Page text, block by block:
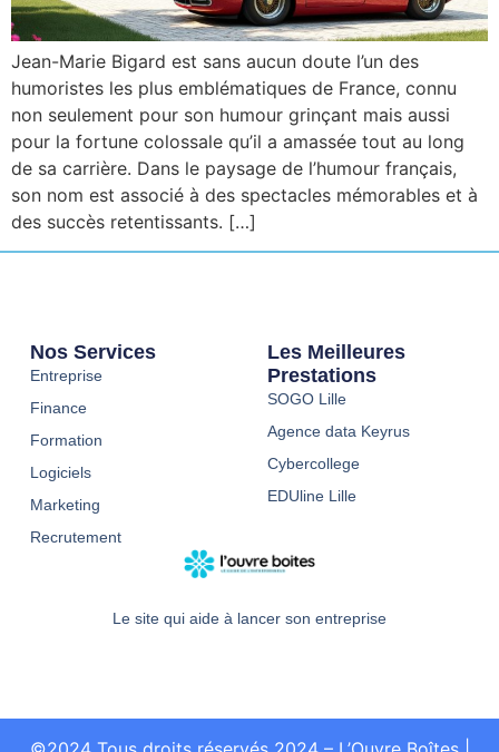
Jean-Marie Bigard est sans aucun doute l’un des
humoristes les plus emblématiques de France, connu
non seulement pour son humour grinçant mais aussi
pour la fortune colossale qu’il a amassée tout au long
de sa carrière. Dans le paysage de l’humour français,
son nom est associé à des spectacles mémorables et à
des succès retentissants. […]
Le site qui aide à lancer son entreprise
Nos Services
Entreprise
Finance
Formation
Logiciels
Marketing
Recrutement
Les Meilleures
Prestations
SOGO Lille
Agence data Keyrus
Cybercollege
EDUline Lille